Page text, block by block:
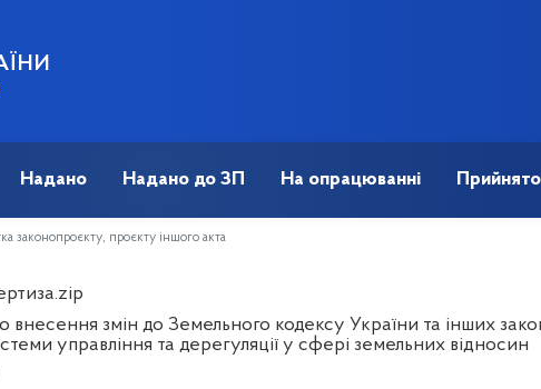
Надано Надано до ЗП На опрацюванні Прийнято
законопроєкту, проєкту іншого акта
внесення змін до Земельного кодексу України та інших
управління та дерегуляції у сфері земельних відносин